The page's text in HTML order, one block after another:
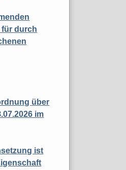
für durch
über
im
ist